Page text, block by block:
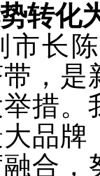
转化
市长
，是
措。
品牌
合，